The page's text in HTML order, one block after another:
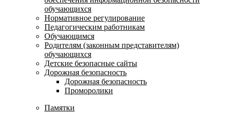
обучающихся
Нормативное регулирование
Педагогическим работникам
Обучающимся
Родителям (законным представителям)
обучающихся
Детские безопасные сайты
Дорожная безопасность
Дорожная безопасность
Проморолики
Памятки